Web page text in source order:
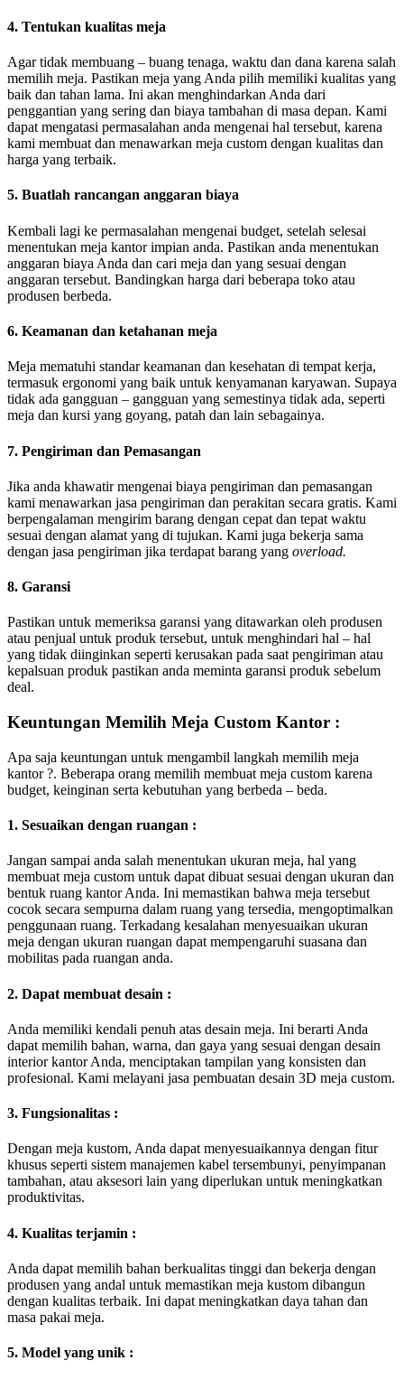
4. Tentukan kualitas meja
Agar tidak membuang – buang tenaga, waktu dan dana karena salah
memilih meja. Pastikan meja yang Anda pilih memiliki kualitas yang
baik dan tahan lama. Ini akan menghindarkan Anda dari
penggantian yang sering dan biaya tambahan di masa depan. Kami
dapat mengatasi permasalahan anda mengenai hal tersebut, karena
kami membuat dan menawarkan meja custom dengan kualitas dan
harga yang terbaik.
5. Buatlah rancangan anggaran biaya
Kembali lagi ke permasalahan mengenai budget, setelah selesai
menentukan meja kantor impian anda. Pastikan anda menentukan
anggaran biaya Anda dan cari meja dan yang sesuai dengan
anggaran tersebut. Bandingkan harga dari beberapa toko atau
produsen berbeda.
6. Keamanan dan ketahanan meja
Meja mematuhi standar keamanan dan kesehatan di tempat kerja,
termasuk ergonomi yang baik untuk kenyamanan karyawan. Supaya
tidak ada gangguan – gangguan yang semestinya tidak ada, seperti
meja dan kursi yang goyang, patah dan lain sebagainya.
7. Pengiriman dan Pemasangan
Jika anda khawatir mengenai biaya pengiriman dan pemasangan
kami menawarkan jasa pengiriman dan perakitan secara gratis. Kami
berpengalaman mengirim barang dengan cepat dan tepat waktu
sesuai dengan alamat yang di tujukan. Kami juga bekerja sama
dengan jasa pengiriman jika terdapat barang yang overload.
8. Garansi
Pastikan untuk memeriksa garansi yang ditawarkan oleh produsen
atau penjual untuk produk tersebut, untuk menghindari hal – hal
yang tidak diinginkan seperti kerusakan pada saat pengiriman atau
kepalsuan produk pastikan anda meminta garansi produk sebelum
deal.
Keuntungan Memilih Meja Custom Kantor :
Apa saja keuntungan untuk mengambil langkah memilih meja
kantor ?. Beberapa orang memilih membuat meja custom karena
budget, keinginan serta kebutuhan yang berbeda – beda.
1. Sesuaikan dengan ruangan :
Jangan sampai anda salah menentukan ukuran meja, hal yang
membuat meja custom untuk dapat dibuat sesuai dengan ukuran dan
bentuk ruang kantor Anda. Ini memastikan bahwa meja tersebut
cocok secara sempurna dalam ruang yang tersedia, mengoptimalkan
penggunaan ruang. Terkadang kesalahan menyesuaikan ukuran
meja dengan ukuran ruangan dapat mempengaruhi suasana dan
mobilitas pada ruangan anda.
2. Dapat membuat desain :
Anda memiliki kendali penuh atas desain meja. Ini berarti Anda
dapat memilih bahan, warna, dan gaya yang sesuai dengan desain
interior kantor Anda, menciptakan tampilan yang konsisten dan
profesional. Kami melayani jasa pembuatan desain 3D meja custom.
3. Fungsionalitas :
Dengan meja kustom, Anda dapat menyesuaikannya dengan fitur
khusus seperti sistem manajemen kabel tersembunyi, penyimpanan
tambahan, atau aksesori lain yang diperlukan untuk meningkatkan
produktivitas.
4. Kualitas terjamin :
Anda dapat memilih bahan berkualitas tinggi dan bekerja dengan
produsen yang andal untuk memastikan meja kustom dibangun
dengan kualitas terbaik. Ini dapat meningkatkan daya tahan dan
masa pakai meja.
5. Model yang unik :